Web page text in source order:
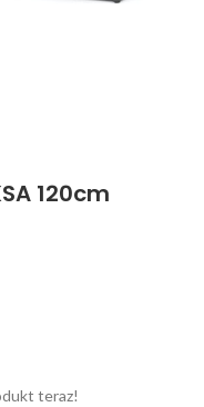
120cm
teraz!